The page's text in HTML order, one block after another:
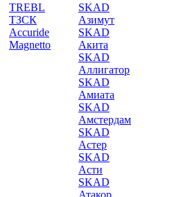
TREBL
ТЗСК
Accuride
Magnetto
SKAD
Азимут
SKAD
Акита
SKAD
Аллигатор
SKAD
Амиата
SKAD
Амстердам
SKAD
Астер
SKAD
Асти
SKAD
Атакор